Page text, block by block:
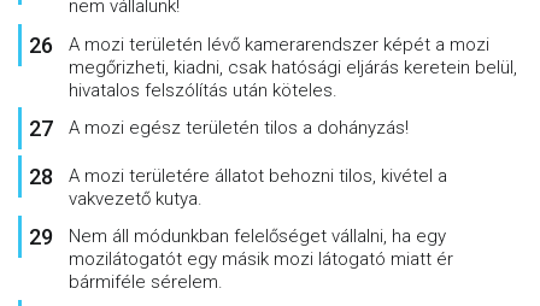
nem vállalunk!
A mozi területén lévő kamerarendszer képét a mozi
megőrizheti, kiadni, csak hatósági eljárás keretein belül,
hivatalos felszólítás után köteles.
A mozi egész területén tilos a dohányzás!
A mozi területére állatot behozni tilos, kivétel a
vakvezető kutya.
Nem áll módunkban felelőséget vállalni, ha egy
mozilátogatót egy másik mozi látogató miatt ér
bármiféle sérelem.